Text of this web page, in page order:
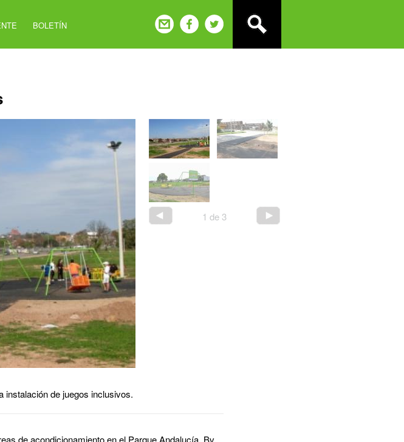
BOLETÍN
1 de 3
instalación de juegos inclusivos.
de acondicionamiento en el Parque Andalucía, Bv.